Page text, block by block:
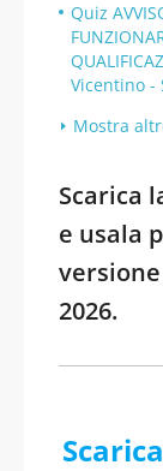
Quiz
Vicentino -
Mostra
Scarica
e usala
versione
2026.